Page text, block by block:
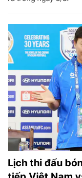
Lịch thi đấu